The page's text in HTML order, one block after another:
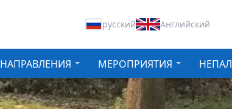
русский Английский
НАПРАВЛЕНИЯ МЕРОПРИЯТИЯ НЕПАЛ